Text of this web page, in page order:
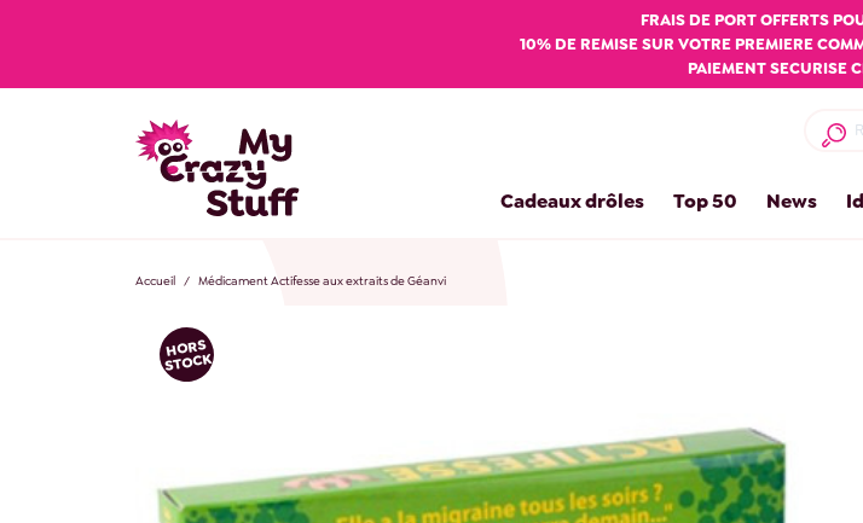
FRAIS DE PORT OFFERTS
10% DE REMISE SUR VOTRE PREMIERE
PAIEMENT SECURISE
News
Top 50
Cadeaux drôles
Accueil Médicament Actifesse aux extraits de Géanvi
HORS
STOCK